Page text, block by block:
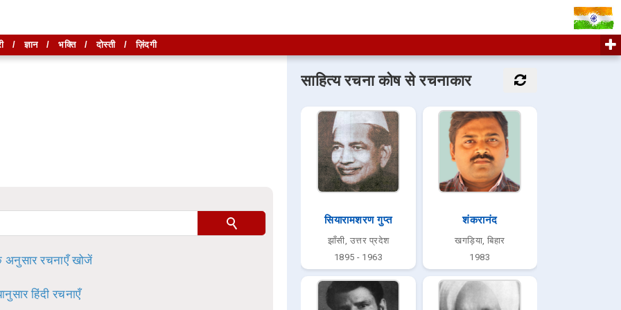
अनुसार रचनाएँ खोजें
हिंदी रचनाएँ
साहित्य रचना कोष से रचनाकार
सियारामशरण गुप्त
झाँसी, उत्तर प्रदेश
1895 - 1963
शंकरानंद
खगड़िया, बिहार
1983
खोजें
/ज्ञान/ भक्ति/दोस्ती/ज़िंदगी
है।